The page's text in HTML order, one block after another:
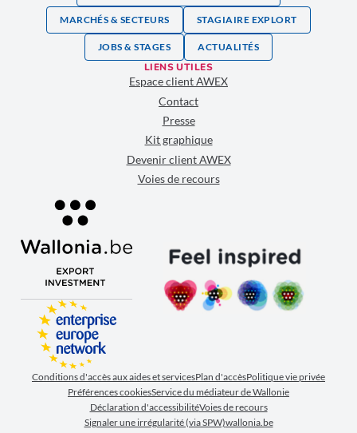
MARCHÉS & SECTEURS STAGIAIRE EXPLORT
JOBS & STAGES ACTUALITÉS
LIENS UTILES
Espace client AWEX
Contact
Presse
Kit graphique
Devenir client AWEX
Voies de recours
Conditions d'accès aux aides et servicesPlan d'accèsPolitique vie privée
Préférences cookiesService du médiateur de Wallonie
Déclaration d'accessibilitéVoies de recours
Signaler une irrégularité (via SPW)wallonia.be